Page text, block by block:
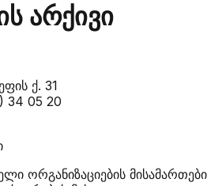
არქივი
ქ. 31
34 05 20
ორგანიზაციების მისამართები